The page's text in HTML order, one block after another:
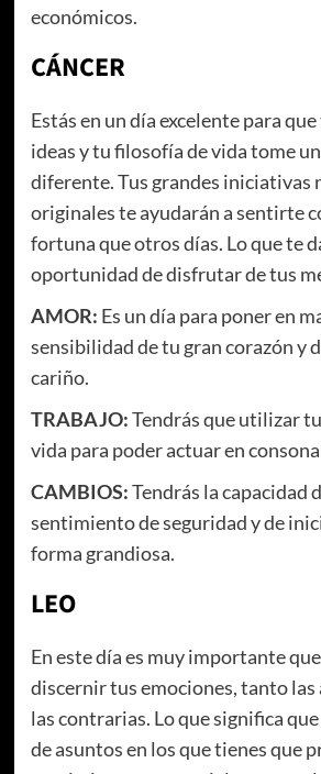
económicos.
CÁNCER
Estás en un día excelente para
ideas y tu filosofía de vida tome
diferente. Tus grandes iniciativas
originales te ayudarán a sentirte
fortuna que otros días. Lo que te
oportunidad de disfrutar de tus
AMOR: Es un día para poner en
sensibilidad de tu gran corazón y
cariño.
TRABAJO:Tendrás que utilizar
vida para poder actuar en
CAMBIOS:Tendrás la capacidad
sentimiento de seguridad y de
forma grandiosa.
LEO
En este día es muy importante
discernir tus emociones, tanto las
las contrarias. Lo que significa
de asuntos en los que tienes que